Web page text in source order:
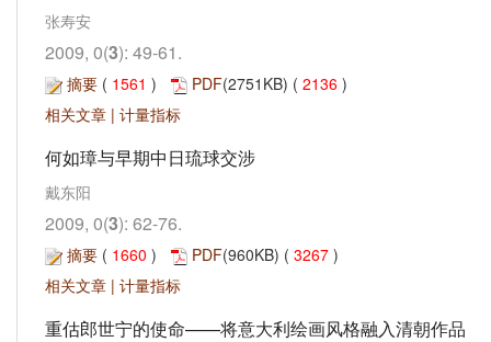
张寿安
2009, 0(3): 49-61.
摘要 ( 1561 ) PDF(2751KB) ( 2136 )
相关文章 | 计量指标
何如璋与早期中日琉球交涉
戴东阳
2009, 0(3): 62-76.
摘要 ( 1660 ) PDF(960KB) ( 3267 )
相关文章 | 计量指标
重估郎世宁的使命——将意大利绘画风格融入清朝作品